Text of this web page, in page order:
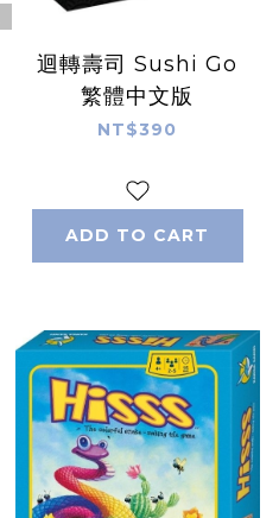
迴轉壽司 Sushi Go
繁體中文版
NT$390
ADD TO CART